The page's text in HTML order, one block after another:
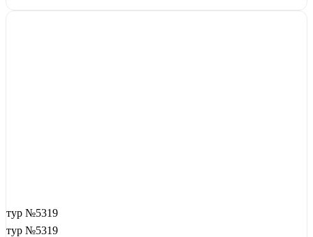
тур №5319
тур №5319